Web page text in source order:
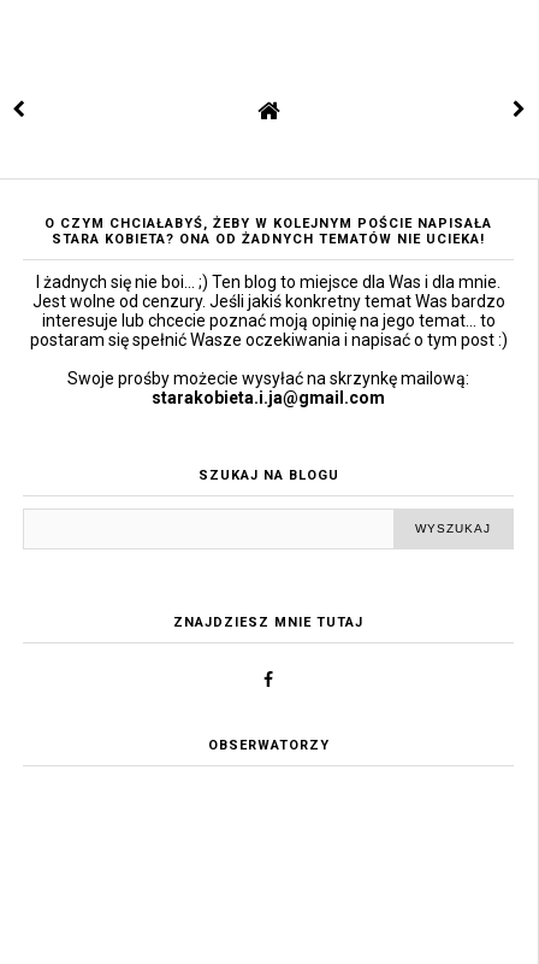
O CZYM CHCIAŁABYŚ, ŻEBY W KOLEJNYM POŚCIE NAPISAŁA
STARA KOBIETA? ONA OD ŻADNYCH TEMATÓW NIE UCIEKA!
I żadnych się nie boi... ;) Ten blog to miejsce dla Was i dla mnie.
Jest wolne od cenzury. Jeśli jakiś konkretny temat Was bardzo
interesuje lub chcecie poznać moją opinię na jego temat... to
postaram się spełnić Wasze oczekiwania i napisać o tym post :)
Swoje prośby możecie wysyłać na skrzynkę mailową:
starakobieta.i.ja@gmail.com
SZUKAJ NA BLOGU
ZNAJDZIESZ MNIE TUTAJ
OBSERWATORZY